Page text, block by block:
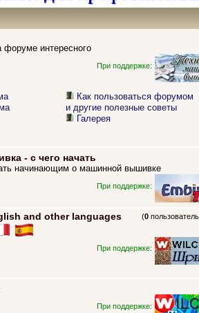
форуме интересного
При поддержке:
Как пользоваться форумом
и другие полезные советы
Галерея
- с чего начать
начинающим о машинной вышивке
При поддержке:
and other languages (0
При поддержке:
При поддержке: